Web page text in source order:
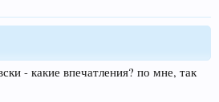
- какие впечатления? по мне, так